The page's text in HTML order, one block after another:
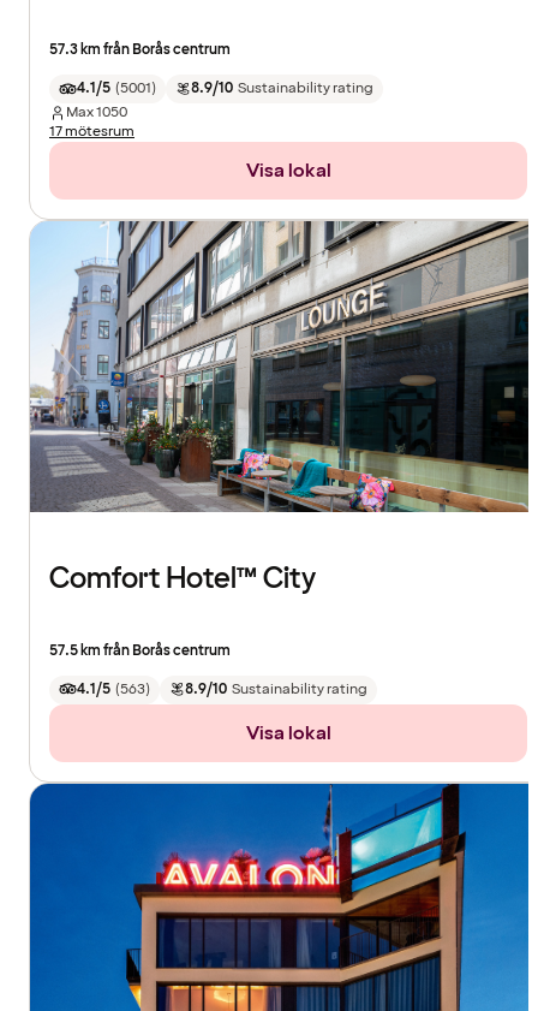
57.3 km från Borås centrum
4.1/5 (5001) 8.9/10 Sustainability rating
Max1050
17 mötesrum
Visa lokal
Comfort Hotel™ City
57.5 km från Borås centrum
4.1/5 (563) 8.9/10 Sustainability rating
Visa lokal